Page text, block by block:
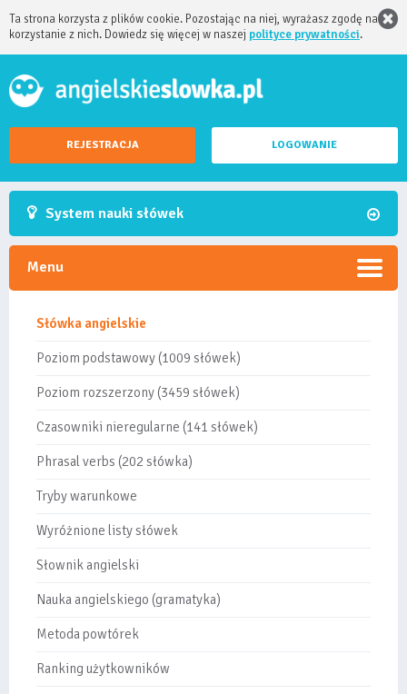
Ta strona korzysta z plików cookie. Pozostając na niej, wyrażasz zgodę na
korzystanie z nich. Dowiedz się więcej w naszej polityce prywatności.
REJESTRACJA LOGOWANIE
System nauki słówek
Menu
Słówka angielskie
Poziom podstawowy (1009 słówek)
Poziom rozszerzony (3459 słówek)
Czasowniki nieregularne (141 słówek)
Phrasal verbs (202 słówka)
Tryby warunkowe
Wyróżnione listy słówek
Słownik angielski
Nauka angielskiego (gramatyka)
Metoda powtórek
Ranking użytkowników